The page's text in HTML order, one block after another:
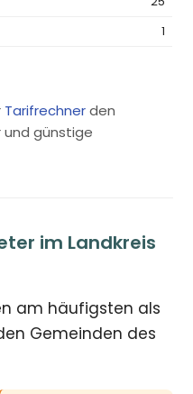
1
Tarifrechnerden
und günstige
im Landkreis
am häufigsten als
Gemeinden des